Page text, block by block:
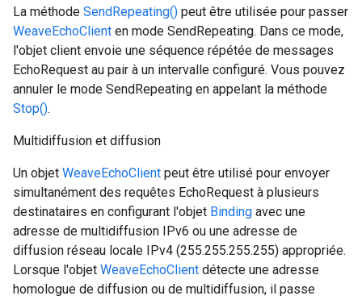
La méthode SendRepeating() peut être utilisée pour passer
WeaveEchoClient en mode SendRepeating. Dans ce mode,
l'objet client envoie une séquence répétée de messages
EchoRequest au pair à un intervalle configuré. Vous pouvez
annuler le mode SendRepeating en appelant la méthode
Stop().
Multidiffusion et diffusion
Un objet WeaveEchoClient peut être utilisé pour envoyer
simultanément des requêtes EchoRequest à plusieurs
destinataires en configurant l'objet Binding avec une
adresse de multidiffusion IPv6 ou une adresse de
diffusion réseau locale IPv4 (255.255.255.255) appropriée.
Lorsque l'objet WeaveEchoClient détecte une adresse
homologue de diffusion ou de multidiffusion, il passe